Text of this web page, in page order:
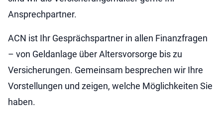
Ansprechpartner.
ACN ist Ihr Gesprächspartner in allen Finanzfragen
– von Geldanlage über Altersvorsorge bis zu
Versicherungen. Gemeinsam besprechen wir Ihre
Vorstellungen und zeigen, welche Möglichkeiten Sie
haben.